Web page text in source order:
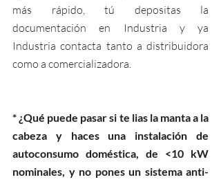
más rápido, tú depositas la
documentación en Industria y ya
Industria contacta tanto a distribuidora
como a comercializadora.
* ¿Qué puede pasar si te lias la manta a la
cabeza y haces una instalación de
autoconsumo doméstica, de <10 kW
nominales, y no pones un sistema anti-